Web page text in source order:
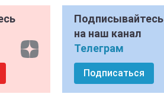
Подписывайтесь
на наш канал
Телеграм
Подписаться